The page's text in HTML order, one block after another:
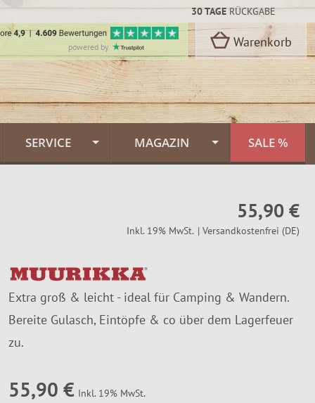
30 TAGERÜCKGABE
powered by Warenkorb
SERVICE
FINNWERK Qualität
Über uns
Montageservice
MAGAZIN
Muurikka Pfannen
SALE %
55,90 €
Inkl. 19% MwSt. | Versandkostenfrei (DE)
Extra groß & leicht - ideal für Camping & Wandern.
Bereite Gulasch, Eintöpfe & co über dem Lagerfeuer
zu.
55,90 € Inkl. 19% MwSt.